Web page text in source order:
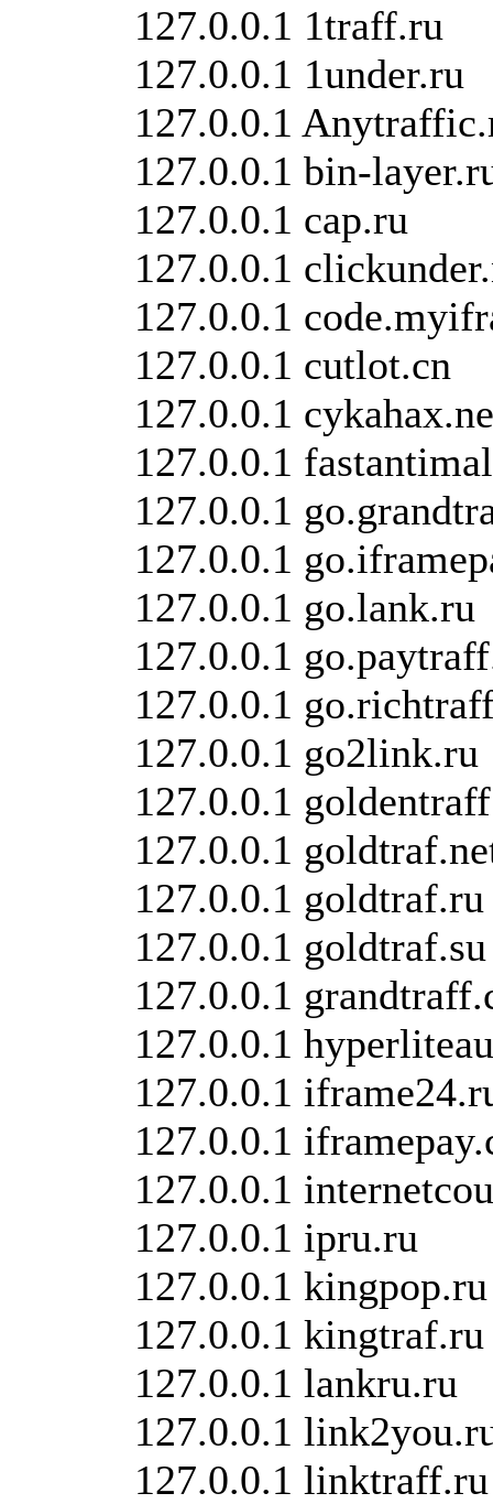
127.0.0.1 1traff.ru
127.0.0.1 1under.ru
127.0.0.1
127.0.0.1 bin-
127.0.0.1 cap.ru
127.0.0.1
127.0.0.1
127.0.0.1 cutlot.cn
127.0.0.1
127.0.0.1
127.0.0.1
127.0.0.1
127.0.0.1 go.lank.ru
127.0.0.1
127.0.0.1
127.0.0.1 go2link.ru
127.0.0.1
127.0.0.1
127.0.0.1 goldtraf.ru
127.0.0.1 goldtraf.su
127.0.0.1
127.0.0.1
127.0.0.1
127.0.0.1
127.0.0.1
127.0.0.1 ipru.ru
127.0.0.1 kingpop.ru
127.0.0.1 kingtraf.ru
127.0.0.1 lankru.ru
127.0.0.1
127.0.0.1 linktraff.ru